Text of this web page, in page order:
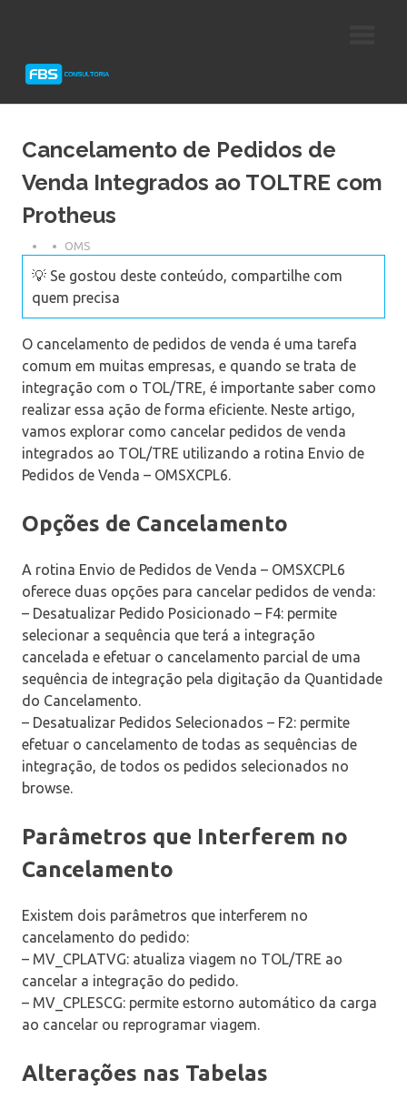
Protheus
Cancelamento de Pedidos de
Venda Integrados ao TOLTRE com
Protheus
OMS
💡 Se gostou deste conteúdo, compartilhe com
quem precisa
O cancelamento de pedidos de venda é uma tarefa
comum em muitas empresas, e quando se trata de
integração com o TOL/TRE, é importante saber como
realizar essa ação de forma eficiente. Neste artigo,
vamos explorar como cancelar pedidos de venda
integrados ao TOL/TRE utilizando a rotina Envio de
Pedidos de Venda – OMSXCPL6.
Opções de Cancelamento
A rotina Envio de Pedidos de Venda – OMSXCPL6
oferece duas opções para cancelar pedidos de venda:
– Desatualizar Pedido Posicionado – F4: permite
selecionar a sequência que terá a integração
cancelada e efetuar o cancelamento parcial de uma
sequência de integração pela digitação da Quantidade
do Cancelamento.
– Desatualizar Pedidos Selecionados – F2: permite
efetuar o cancelamento de todas as sequências de
integração, de todos os pedidos selecionados no
browse.
Parâmetros que Interferem no
Cancelamento
Existem dois parâmetros que interferem no
cancelamento do pedido:
– MV_CPLATVG: atualiza viagem no TOL/TRE ao
cancelar a integração do pedido.
– MV_CPLESCG: permite estorno automático da carga
ao cancelar ou reprogramar viagem.
Alterações nas Tabelas